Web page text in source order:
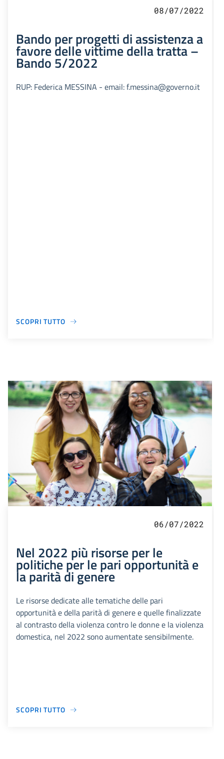
08/07/2022
Bando per progetti di assistenza a
favore delle vittime della tratta –
Bando 5/2022
RUP: Federica MESSINA - email: f.messina@governo.it
SCOPRI TUTTO
06/07/2022
Nel 2022 più risorse per le
politiche per le pari opportunità e
la parità di genere
Le risorse dedicate alle tematiche delle pari
opportunità e della parità di genere e quelle finalizzate
al contrasto della violenza contro le donne e la violenza
domestica, nel 2022 sono aumentate sensibilmente.
SCOPRI TUTTO